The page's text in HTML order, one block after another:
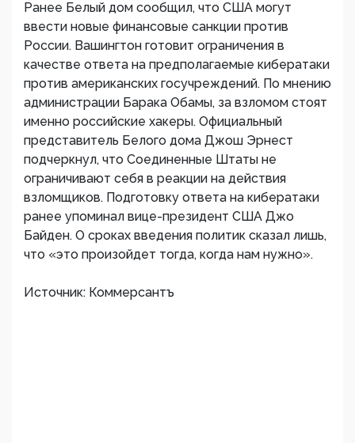
Ранее Белый дом сообщил, что США могут
ввести новые финансовые санкции против
России. Вашингтон готовит ограничения в
качестве ответа на предполагаемые кибератаки
против американских госучреждений. По мнению
администрации Барака Обамы, за взломом стоят
именно российские хакеры. Официальный
представитель Белого дома Джош Эрнест
подчеркнул, что Соединенные Штаты не
ограничивают себя в реакции на действия
взломщиков. Подготовку ответа на кибератаки
ранее упоминал вице-президент США Джо
Байден. О сроках введения политик сказал лишь,
что «это произойдет тогда, когда нам нужно».
Источник: Коммерсантъ